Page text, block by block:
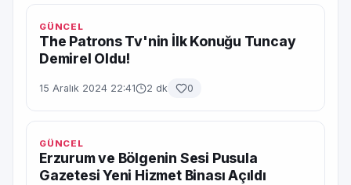
GÜNCEL
The Patrons Tv'nin İlk Konuğu Tuncay
Demirel Oldu!
15 Aralık 2024 22:41 2 dk 0
GÜNCEL
Erzurum ve Bölgenin Sesi Pusula
Gazetesi Yeni Hizmet Binası Açıldı